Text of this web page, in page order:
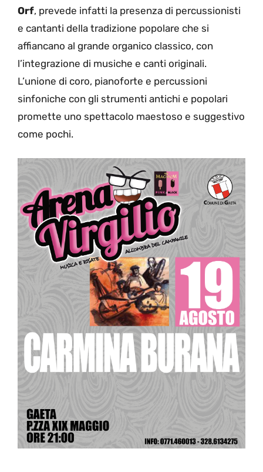
Orf, prevede infatti la presenza di percussionisti
e cantanti della tradizione popolare che si
affiancano al grande organico classico, con
l’integrazione di musiche e canti originali.
L’unione di coro, pianoforte e percussioni
sinfoniche con gli strumenti antichi e popolari
promette uno spettacolo maestoso e suggestivo
come pochi.